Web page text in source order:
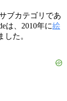
ブカテゴリであ
は、2010年に絵
た。